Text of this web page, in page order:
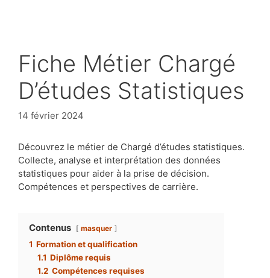
Fiche Métier Chargé
D’études Statistiques
14 février 2024
Découvrez le métier de Chargé d’études statistiques.
Collecte, analyse et interprétation des données
statistiques pour aider à la prise de décision.
Compétences et perspectives de carrière.
Contenus masquer
1 Formation et qualification
1.1 Diplôme requis
1.2 Compétences requises